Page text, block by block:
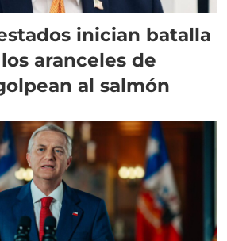
inician batalla
aranceles de
al salmón